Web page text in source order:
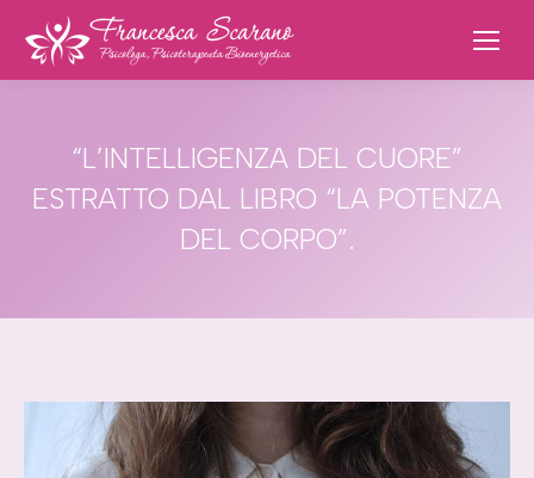
“L’INTELLIGENZA DEL CUORE”
ESTRATTO DAL LIBRO “LA POTENZA
DEL CORPO”.